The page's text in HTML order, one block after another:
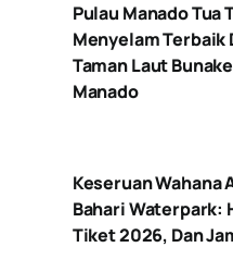
Pulau Manado Tua
Menyelam Terbaik
Taman Laut
Manado
Keseruan Wahana
Bahari Waterpark:
Tiket 2026, Dan